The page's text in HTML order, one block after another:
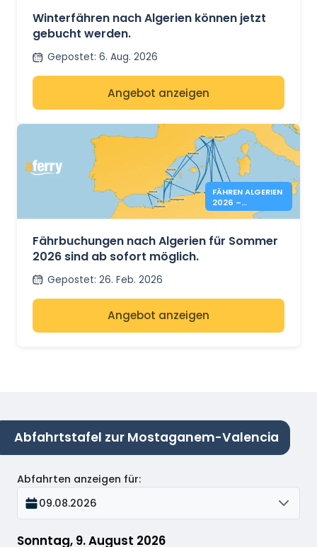
Winterfähren nach Algerien können jetzt
gebucht werden.
Gepostet: 6. Aug. 2026
Angebot anzeigen
FÄHREN ALGERIEN
2026 –
BUCHUNGEN
Fährbuchungen nach Algerien für Sommer
2026 sind ab sofort möglich.
Gepostet: 26. Feb. 2026
Angebot anzeigen
Abfahrtstafel zur Mostaganem-Valencia
Sonntag, 9. August 2026
Abfahrten anzeigen für:
09.08.2026